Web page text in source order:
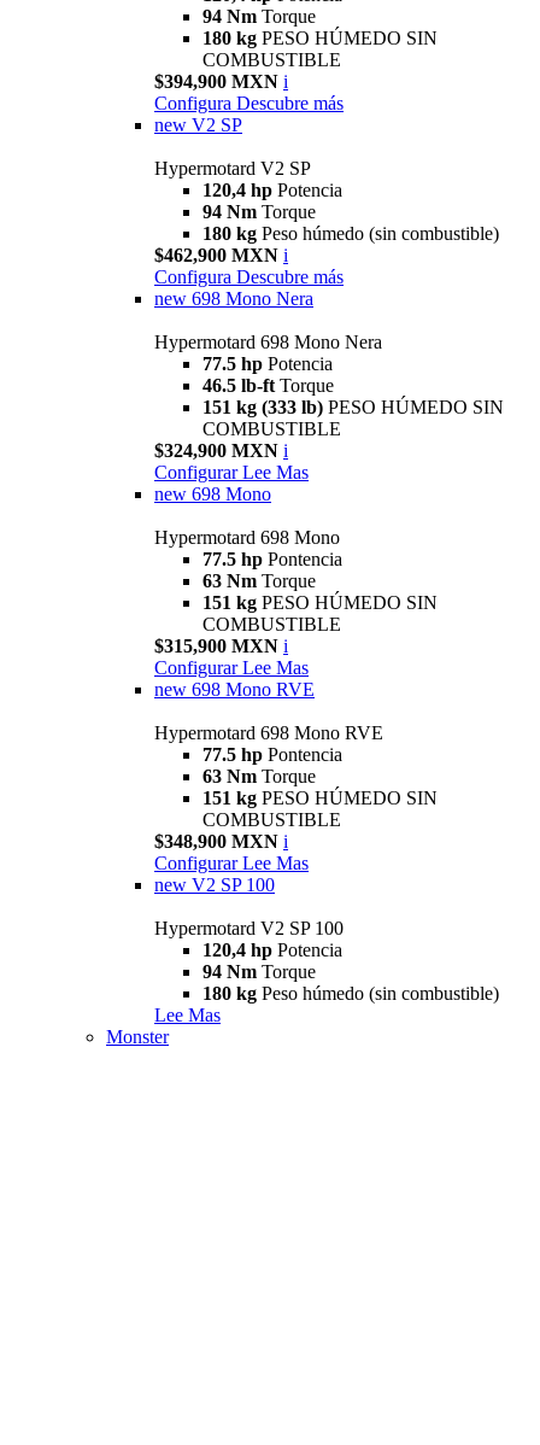
94 Nm Torque
180 kg PESO HÚMEDO SIN
COMBUSTIBLE
$394,900 MXN i
Configura Descubre más
new V2 SP
Hypermotard V2 SP
120,4 hp Potencia
94 Nm Torque
180 kg Peso húmedo (sin combustible)
$462,900 MXN i
Configura Descubre más
new 698 Mono Nera
Hypermotard 698 Mono Nera
77.5 hp Potencia
46.5 lb-ft Torque
151 kg (333 lb) PESO HÚMEDO SIN
COMBUSTIBLE
$324,900 MXN i
Configurar Lee Mas
new 698 Mono
Hypermotard 698 Mono
77.5 hp Pontencia
63 Nm Torque
151 kg PESO HÚMEDO SIN
COMBUSTIBLE
$315,900 MXN i
Configurar Lee Mas
new 698 Mono RVE
Hypermotard 698 Mono RVE
77.5 hp Pontencia
63 Nm Torque
151 kg PESO HÚMEDO SIN
COMBUSTIBLE
$348,900 MXN i
Configurar Lee Mas
new V2 SP 100
Hypermotard V2 SP 100
120,4 hp Potencia
94 Nm Torque
180 kg Peso húmedo (sin combustible)
Lee Mas
Monster